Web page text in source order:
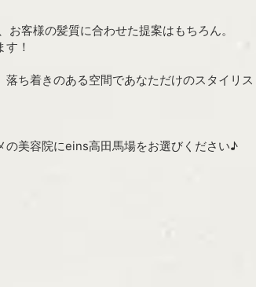
客様の髪質に合わせた提案はもちろん。
！
ち着きのある空間であなただけのスタイリ
の美容院にeins高田馬場をお選びください♪